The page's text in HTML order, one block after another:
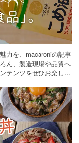
力を、macaroniの記事
ん、製造現場や品質へ
テンツをぜひお楽しみ